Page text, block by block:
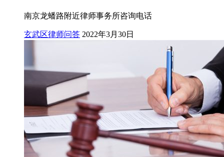
南京龙蟠路附近律师事务所咨询电话
玄武区律师问答 2022年3月30日